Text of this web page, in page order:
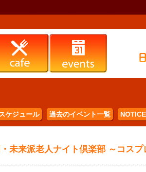
スケジュール 過去のイベント一覧
・未来派老人ナイト倶楽部 ～コス